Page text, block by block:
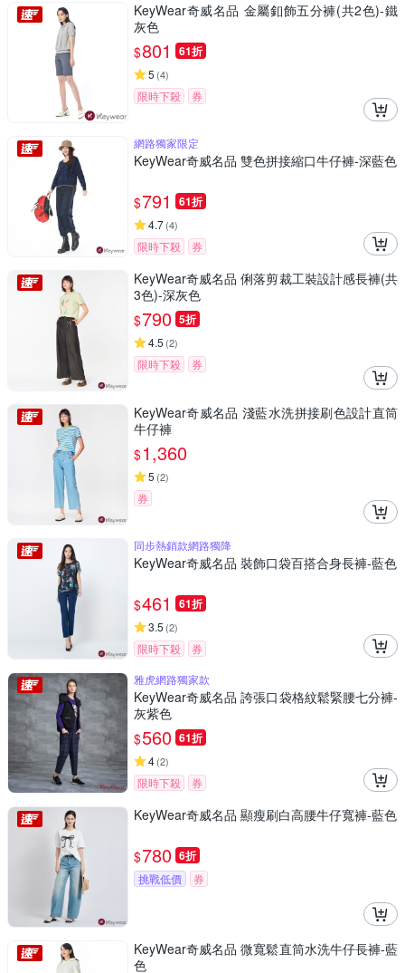
KeyWear奇威名品 金屬釦飾五分褲(共2色)-鐵
灰色
$801 61折
5 (4)
限時下殺 券
網路獨家限定
KeyWear奇威名品 雙色拼接縮口牛仔褲-深藍色
$791 61折
4.7(4)
限時下殺 券
KeyWear奇威名品 俐落剪裁工裝設計感長褲(共
3色)-深灰色
$790 5折
4.5 (2)
限時下殺 券
KeyWear奇威名品 淺藍水洗拼接刷色設計直筒
牛仔褲
$1,360
5 (2)
券
同步熱銷款網路獨降
KeyWear奇威名品 裝飾口袋百搭合身長褲-藍色
$461 61折
3.5 (2)
限時下殺
券
雅虎網路獨家款
KeyWear奇威名品 誇張口袋格紋鬆緊腰七分褲-
灰紫色
$560 61折
4(2)
限時下殺 券
KeyWear奇威名品 顯瘦刷白高腰牛仔寬褲-藍色
$780 6折
挑戰低價 券
KeyWear奇威名品 微寬鬆直筒水洗牛仔長褲-藍
色